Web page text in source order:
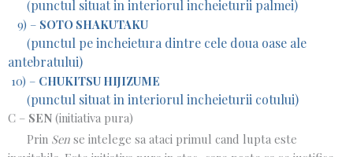
(punctul situat in interiorul incheieturii palmei)
9) – SOTO SHAKUTAKU
(punctul pe incheietura dintre cele doua oase ale
antebratului)
10) – CHUKITSU HIJIZUME
(punctul situat in interiorul incheieturii cotului)
C – SEN (initiativa pura)
Prin Sen se intelege sa ataci primul cand lupta este